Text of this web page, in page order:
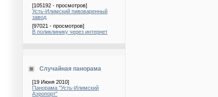
[105192 - просмотров]
Усть-Илимский пивоваренный
завод
[97021 - просмотров]
В поликлинику через интернет
Случайная панорама
[19 Июня 2010]
Панорама "Усть-Илимский
Аэропорт"